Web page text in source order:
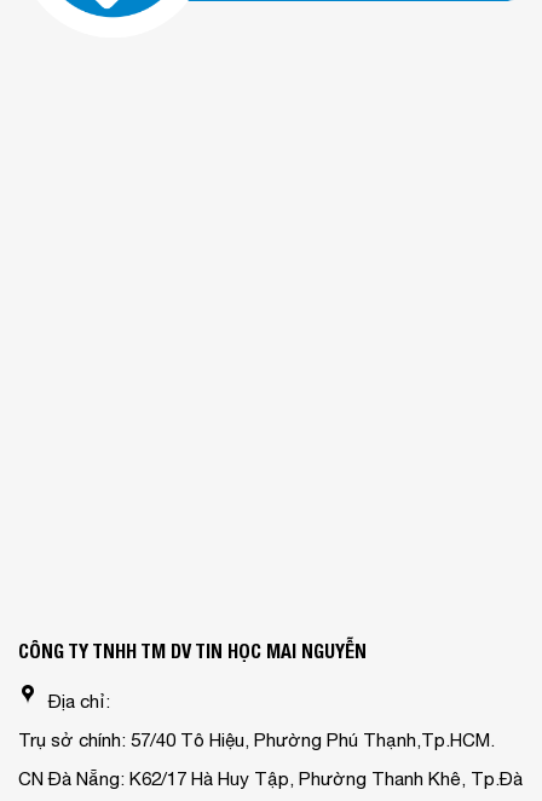
CÔNG TY TNHH TM DV TIN HỌC MAI NGUYỄN
Địa chỉ:
Trụ sở chính: 57/40 Tô Hiệu, Phường Phú Thạnh,Tp.HCM.
CN Đà Nẵng: K62/17 Hà Huy Tập, Phường Thanh Khê, Tp.Đà